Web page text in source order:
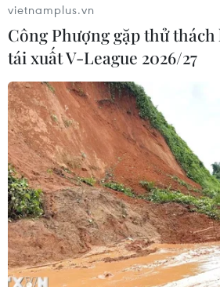
Điểm chuẩn trúng tuyển
THPT chuyên Hà Nội-
01/07/2023 06:09
Thông tin từ Sở Giáo dục và Đào
điểm chuẩn trúng tuyển lớp 6 của
là 20,85 điểm, với thời gian nhận
đầu từ ngày 3/7 đến ngày 9/7.
vietnamplus.vn
Công Phượng gặp thử
tái xuất V-League 2026/27